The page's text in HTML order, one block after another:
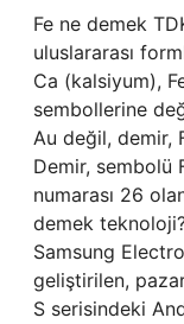
Fe ne demek
uluslararası
Ca (kalsiyum),
sembollerine
Au değil, demir,
Demir, sembolü
numarası 26
demek
Samsung
geliştirilen,
S serisindeki